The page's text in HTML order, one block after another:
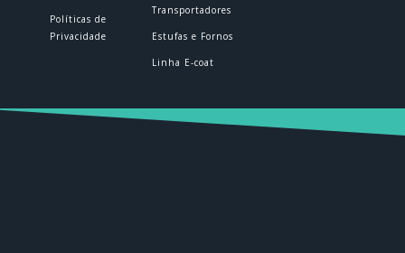
Políticas de
Privacidade
Transportadores
Estufas e Fornos
Linha E-coat